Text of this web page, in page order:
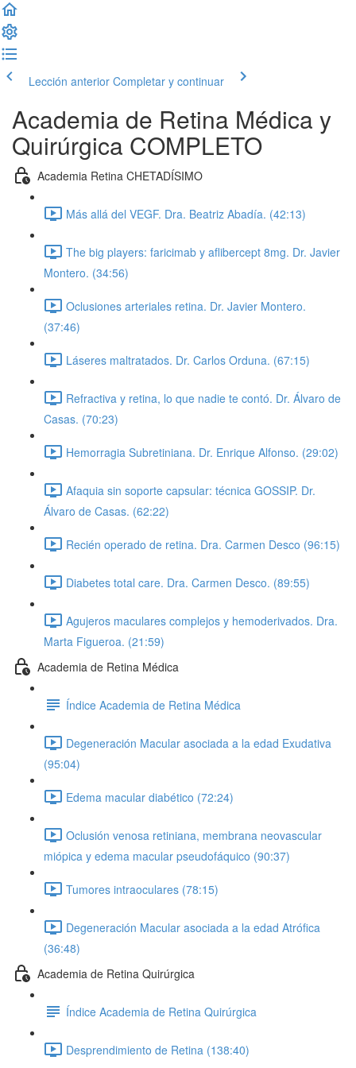
Lección anterior Completar y continuar
Academia de Retina Médica y
Quirúrgica COMPLETO
Academia Retina CHETADÍSIMO
Más allá del VEGF. Dra. Beatriz Abadía. (42:13)
The big players: faricimab y aflibercept 8mg. Dr. Javier
Montero. (34:56)
Oclusiones arteriales retina. Dr. Javier Montero.
(37:46)
Láseres maltratados. Dr. Carlos Orduna. (67:15)
Refractiva y retina, lo que nadie te contó. Dr. Álvaro de
Casas. (70:23)
Hemorragia Subretiniana. Dr. Enrique Alfonso. (29:02)
Afaquia sin soporte capsular: técnica GOSSIP. Dr.
Álvaro de Casas. (62:22)
Recién operado de retina. Dra. Carmen Desco (96:15)
Diabetes total care. Dra. Carmen Desco. (89:55)
Agujeros maculares complejos y hemoderivados. Dra.
Marta Figueroa. (21:59)
Academia de Retina Médica
Índice Academia de Retina Médica
Degeneración Macular asociada a la edad Exudativa
(95:04)
Edema macular diabético (72:24)
Oclusión venosa retiniana, membrana neovascular
miópica y edema macular pseudofáquico (90:37)
Tumores intraoculares (78:15)
Degeneración Macular asociada a la edad Atrófica
(36:48)
Academia de Retina Quirúrgica
Índice Academia de Retina Quirúrgica
Desprendimiento de Retina (138:40)